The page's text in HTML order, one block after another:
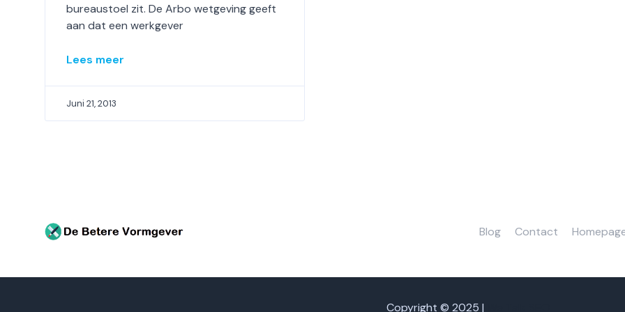
bureaustoel zit. De Arbo wetgeving geeft
aan dat een werkgever
Lees meer
Juni 21, 2013
Blog Contact
Copyright © 2025 |